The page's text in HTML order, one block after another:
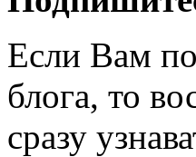
Если Вам
блога, то
сразу